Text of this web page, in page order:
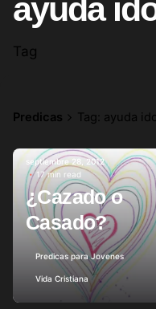
ayuda
Tag
Predicas Tag: ayuda
Posted by
septiembre 28, 2012
17 min read
¿Cazado o
Casado?
Predicas para Jovenes
Vida Cristiana